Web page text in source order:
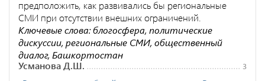
предположить, как развивались бы региональные
СМИ при отсутствии внешних ограничений.
Ключевые слова: блогосфера, политические
дискуссии, региональные СМИ, общественный
диалог, Башкортостан
Усманова Д.Ш.
3